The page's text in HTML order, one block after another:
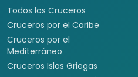
Todos los Cruceros
Cruceros por el Caribe
Cruceros por el
Mediterráneo
Cruceros Islas Griegas